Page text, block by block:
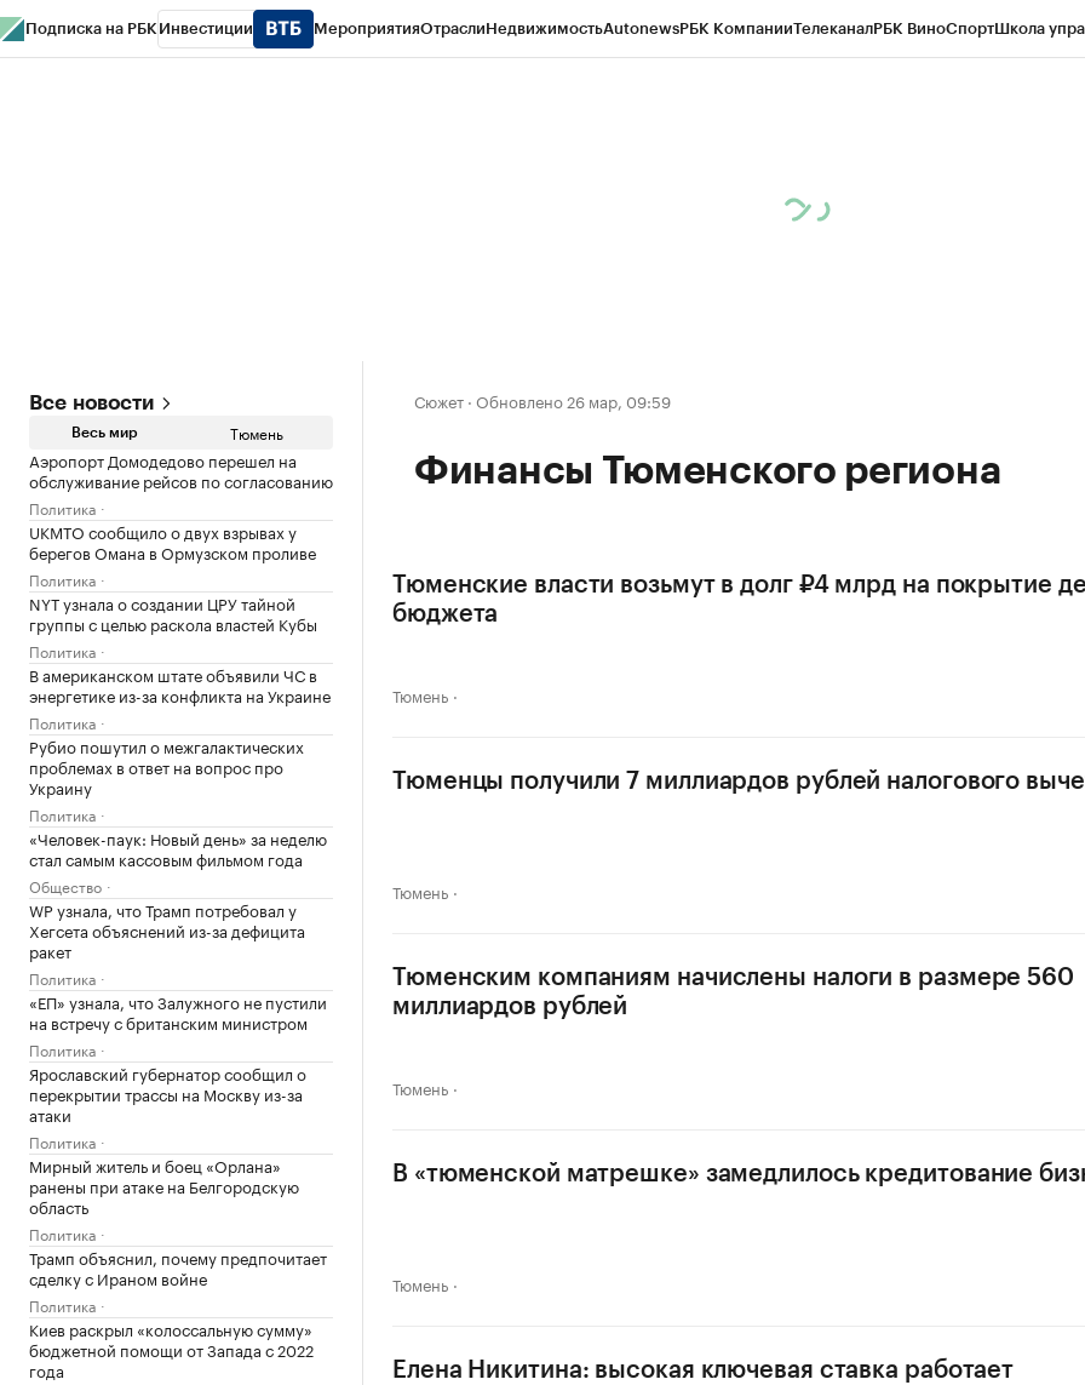
Подписка на РБК Инвестиции МероприятияОтраслиНедвижимостьAutonewsРБК КомпанииТелеканалРБК ВиноСпортШкола
Все новости
Весь мир Тюмень
Аэропорт Домодедово перешел на
обслуживание рейсов по согласованию
Политика
UKMTO сообщило о двух взрывах у
берегов Омана в Ормузском проливе
Политика
NYT узнала о создании ЦРУ тайной
группы с целью раскола властей Кубы
Политика
В американском штате объявили ЧС в
энергетике из-за конфликта на Украине
Политика
Рубио пошутил о межгалактических
проблемах в ответ на вопрос про
Украину
Политика
«Человек-паук: Новый день» за неделю
стал самым кассовым фильмом года
Общество
WP узнала, что Трамп потребовал у
Хегсета объяснений из-за дефицита
ракет
Политика
«ЕП» узнала, что Залужного не пустили
на встречу с британским министром
Политика
Ярославский губернатор сообщил о
перекрытии трассы на Москву из-за
атаки
Политика
Мирный житель и боец «Орлана»
ранены при атаке на Белгородскую
область
Политика
Трамп объяснил, почему предпочитает
сделку с Ираном войне
Политика
Киев раскрыл «колоссальную сумму»
бюджетной помощи от Запада с 2022
года
Сюжет · Обновлено 26 мар, 09:59
Финансы Тюменского региона
Тюменские власти возьмут в долг ₽4 млрд на покрытие
бюджета
Тюмень
Тюменцы получили 7 миллиардов рублей налогового
Тюмень
Тюменским компаниям начислены налоги в размере 560
миллиардов рублей
Тюмень
В «тюменской матрешке» замедлилось кредитование
Тюмень
Елена Никитина: высокая ключевая ставка работает